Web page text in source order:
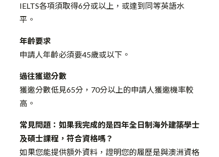
IELTS各項須取得6分或以上，或達到同等英語水
平。
年齡要求
申請人年齡必須要45歲或以下。
過往獲邀分數
獲邀分數低見65分，70分以上的申請人獲邀機率較
高。
常見問題：如果我完成的是四年全日制海外建築學士
及碩士課程，符合資格嗎？
如果您能提供額外資料，證明您的履歷是與澳洲資格